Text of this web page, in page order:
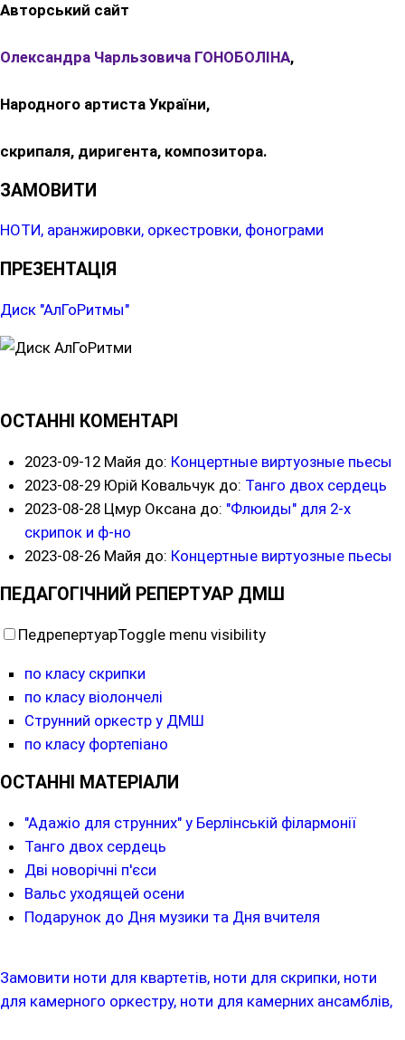
Авторський сайт
Олександра Чарльзовича ГОНОБОЛІНА,
Народного артиста України,
скрипаля, диригента, композитора.
ЗАМОВИТИ
НОТИ, аранжировки, оркестровки, фонограми
ПРЕЗЕНТАЦІЯ
Диск "АлГоРитмы"
ОСТАННІ КОМЕНТАРІ
2023-09-12 Майя до: Концертные виртуозные пьесы
2023-08-29 Юрій Ковальчук до: Танго двох сердець
2023-08-28 Цмур Оксана до: "Флюиды" для 2-х
скрипок и ф-но
2023-08-26 Майя до: Концертные виртуозные пьесы
ПЕДАГОГІЧНИЙ РЕПЕРТУАР ДМШ
ПедрепертуарToggle menu visibility
по класу скрипки
по класу віолончелі
Струнний оркестр у ДМШ
по класу фортепіано
ОСТАННІ МАТЕРІАЛИ
"Адажіо для струнних" у Берлінській філармонії
Танго двох сердець
Дві новорічні п'єси
Вальс уходящей осени
Подарунок до Дня музики та Дня вчителя
Замовити ноти для квартетів, ноти для скрипки, ноти
для камерного оркестру, ноти для камерних ансамблів,